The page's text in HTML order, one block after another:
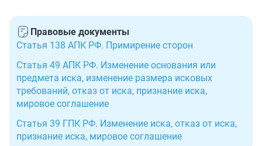
Правовые документы
Статья 138 АПК РФ. Примирение сторон
Статья 49 АПК РФ. Изменение основания или
предмета иска, изменение размера исковых
требований, отказ от иска, признание иска,
мировое соглашение
Статья 39 ГПК РФ. Изменение иска, отказ от иска,
признание иска, мировое соглашение